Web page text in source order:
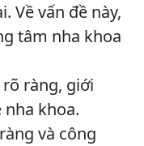
Về vấn đề này,
tâm nha khoa
ràng, giới
nha khoa.
và công